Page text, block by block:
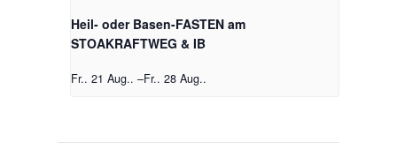
Heil- oder Basen-FASTEN am
STOAKRAFTWEG & IB
Fr.. 21 Aug.. –Fr.. 28 Aug..